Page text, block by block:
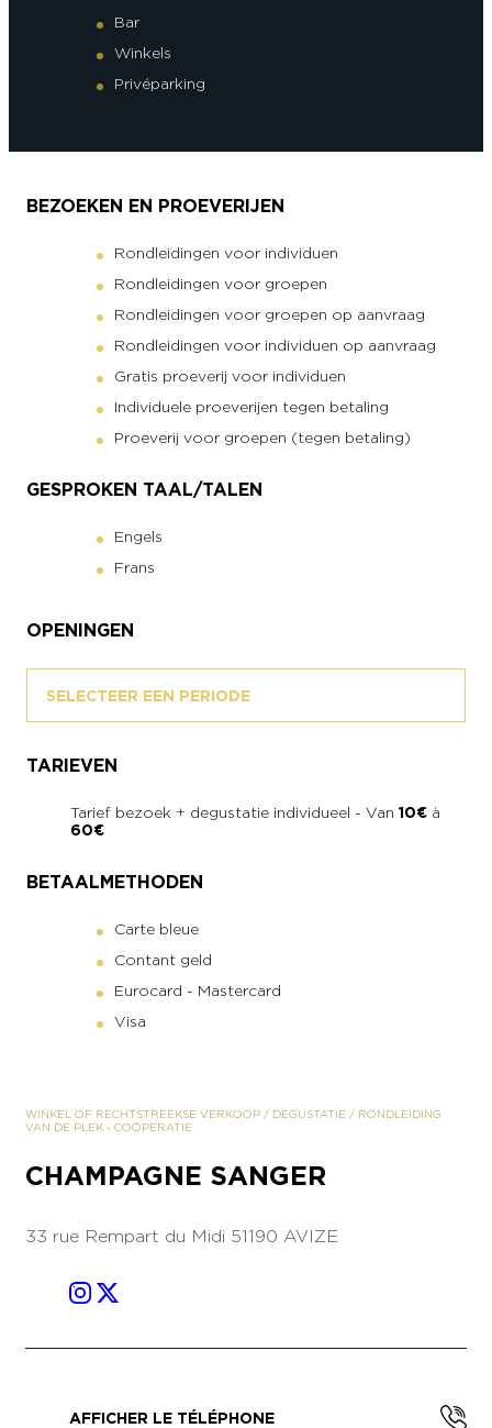
Bar
Winkels
Privéparking
BEZOEKEN EN PROEVERIJEN
Rondleidingen voor individuen
Rondleidingen voor groepen
Rondleidingen voor groepen op aanvraag
Rondleidingen voor individuen op aanvraag
Gratis proeverij voor individuen
Individuele proeverijen tegen betaling
Proeverij voor groepen (tegen betaling)
GESPROKEN TAAL/TALEN
Engels
Frans
OPENINGEN
SELECTEER EEN PERIODE
TARIEVEN
Tarief bezoek + degustatie individueel - Van 10€ à
60€
BETAALMETHODEN
Carte bleue
Contant geld
Eurocard - Mastercard
Visa
WINKEL OF RECHTSTREEKSE VERKOOP / DEGUSTATIE / RONDLEIDING
VAN DE PLEK - COÖPERATIE
CHAMPAGNE SANGER
33 rue Rempart du Midi 51190 AVIZE
AFFICHER LE TÉLÉPHONE